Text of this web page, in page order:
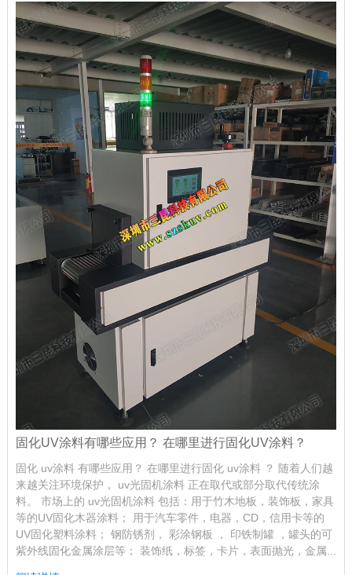
固化UV涂料有哪些应用？ 在哪里进行固化UV涂料？
固化 uv涂料 有哪些应用？ 在哪里进行固化 uv涂料 ？ 随着人们越
来越关注环境保护， uv光固机涂料 正在取代或部分取代传统涂
料。 市场上的 uv光固机涂料 包括：用于竹木地板，装饰板，家具
等的UV固化木器涂料； 用于汽车零件，电器，CD，信用卡等的
UV固化塑料涂料； 钢防锈剂， 彩涂钢板 ， 印铁制罐 ，罐头的可
紫外线固化金属涂层等； 装饰纸，标签，卡片，表面抛光，金属...